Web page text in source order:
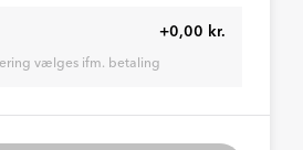
+0,00 kr.
vælges ifm. betaling